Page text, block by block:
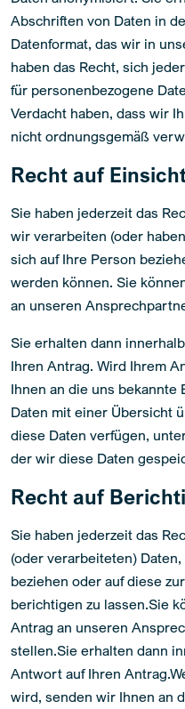
Abschriften von Daten in
Datenformat, das wir in
haben das Recht, sich
für personenbezogene
Verdacht haben, dass wir
nicht ordnungsgemäß
Recht auf
Sie haben jederzeit das
wir verarbeiten (oder
sich auf Ihre Person
werden können. Sie
an unseren
Sie erhalten dann
Ihren Antrag. Wird Ihrem
Ihnen an die uns bekannte
Daten mit einer Übersicht
diese Daten verfügen,
der wir diese Daten
Recht auf
Sie haben jederzeit das
(oder verarbeiteten)
beziehen oder auf diese
berichtigen zu lassen.Sie
Antrag an unseren
stellen.Sie erhalten dann
Antwort auf Ihren
wird, senden wir Ihnen an